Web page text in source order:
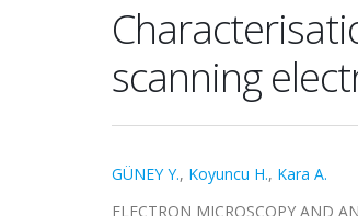
scanning
GÜNEY Y., Koyuncu H., Kara A.
ELECTRON MICROSCOPY AND